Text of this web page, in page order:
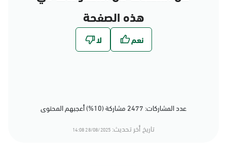
هذه الصفحة
عدد المشاركات: 2477 مشاركة (10%) أعجبهم المحتوى
تاريخ أخر تحديث: 28/08/2025 14:08